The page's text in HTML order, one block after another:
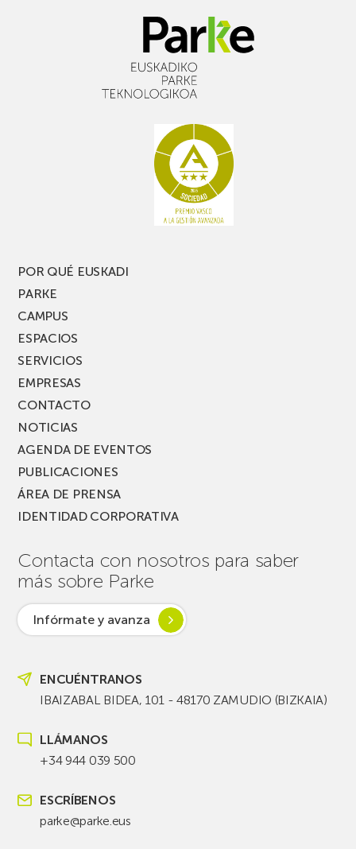
POR QUÉ EUSKADI
PARKE
CAMPUS
ESPACIOS
SERVICIOS
EMPRESAS
CONTACTO
NOTICIAS
AGENDA DE EVENTOS
PUBLICACIONES
ÁREA DE PRENSA
IDENTIDAD CORPORATIVA
Contacta con nosotros para saber
más sobre Parke
Infórmate y avanza
ENCUÉNTRANOS
IBAIZABAL BIDEA, 101 - 48170 ZAMUDIO (BIZKAIA)
LLÁMANOS
+34 944 039 500
ESCRÍBENOS
parke@parke.eus